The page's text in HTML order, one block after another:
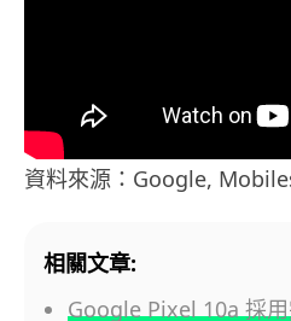
資料來源：Google,
相關文章:
Google Pixel 10a 採